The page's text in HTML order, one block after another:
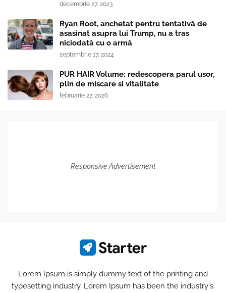
decembrie 27, 2023
Ryan Root, anchetat pentru tentativă de
asasinat asupra lui Trump, nu a tras
niciodată cu o armă
septembrie 17, 2024
PUR HAIR Volume: redescopera parul usor,
plin de miscare si vitalitate
februarie 27, 2026
Responsive Advertisement
Lorem Ipsum is simply dummy text of the printing and
typesetting industry. Lorem Ipsum has been the industry's.